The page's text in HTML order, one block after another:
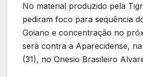
No material produzido pela
pediram foco para sequência
Goiano e concentração no
será contra a Aparecidense,
(31), no Onesio Brasileiro